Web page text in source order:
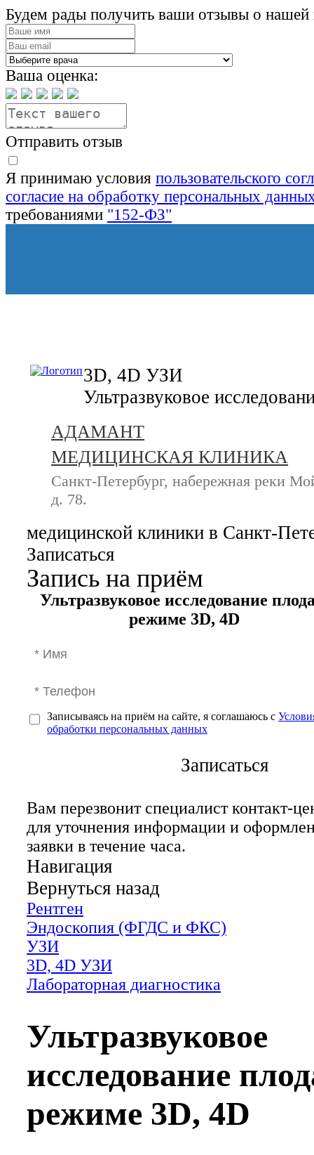
Будем рады получить ваши отзывы о нашей
Ваша оценка:
Отправить отзыв
Я принимаю условия пользовательского
согласие на обработку персональных
требованиями "152-ФЗ"
АДАМАНТ
МЕДИЦИНСКАЯ КЛИНИКА
Санкт-Петербург, набережная реки
д. 78.
3D, 4D УЗИ
Ультразвуковое
медицинской клиники в Санкт-
Записаться
Запись на приём
Ультразвуковое исследование
режиме 3D, 4D
Записываясь на приём на сайте, я соглашаюсь с
обработки персональных данных
Записаться
Вам перезвонит специалист контакт-
для уточнения информации и
заявки в течение часа.
Навигация
Вернуться назад
Рентген
Эндоскопия (ФГДС и ФКС)
УЗИ
3D, 4D УЗИ
Лабораторная диагностика
Ультразвуковое
исследование
режиме 3D, 4D